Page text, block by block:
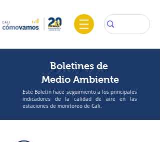
Boletines de
Medio Ambiente
Este Boletín hace seguimiento a los principales
indicadores de la calidad de aire en las
estaciones de monitoreo de Cali.